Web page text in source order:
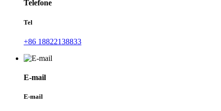
Telefone
Tel
+86 18822138833
E-mail
E-mail